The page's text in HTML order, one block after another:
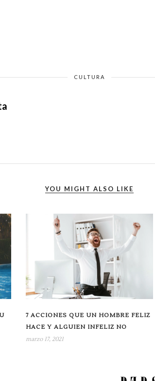
CULTURA
YOU MIGHT ALSO LIKE
7 ACCIONES QUE UN HOMBRE FELIZ
HACE Y ALGUIEN INFELIZ NO
marzo 17, 2021